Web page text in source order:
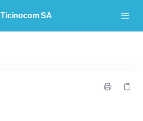
Ticinocom SA